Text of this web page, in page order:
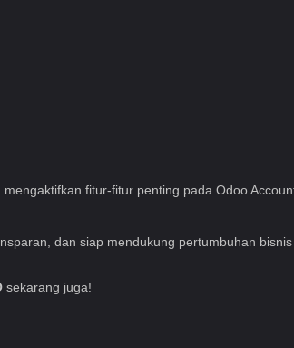
fitur-fitur penting pada Odoo
dan siap mendukung pertumbuhan bisnis
sekarang juga!